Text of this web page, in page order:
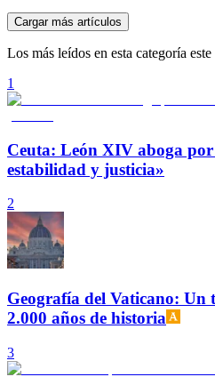
Cargar más artículos
Los más leídos en esta categoría este
1
Ceuta: León XIV aboga por
estabilidad y justicia»
2
Geografía del Vaticano: Un
2.000 años de historia
3